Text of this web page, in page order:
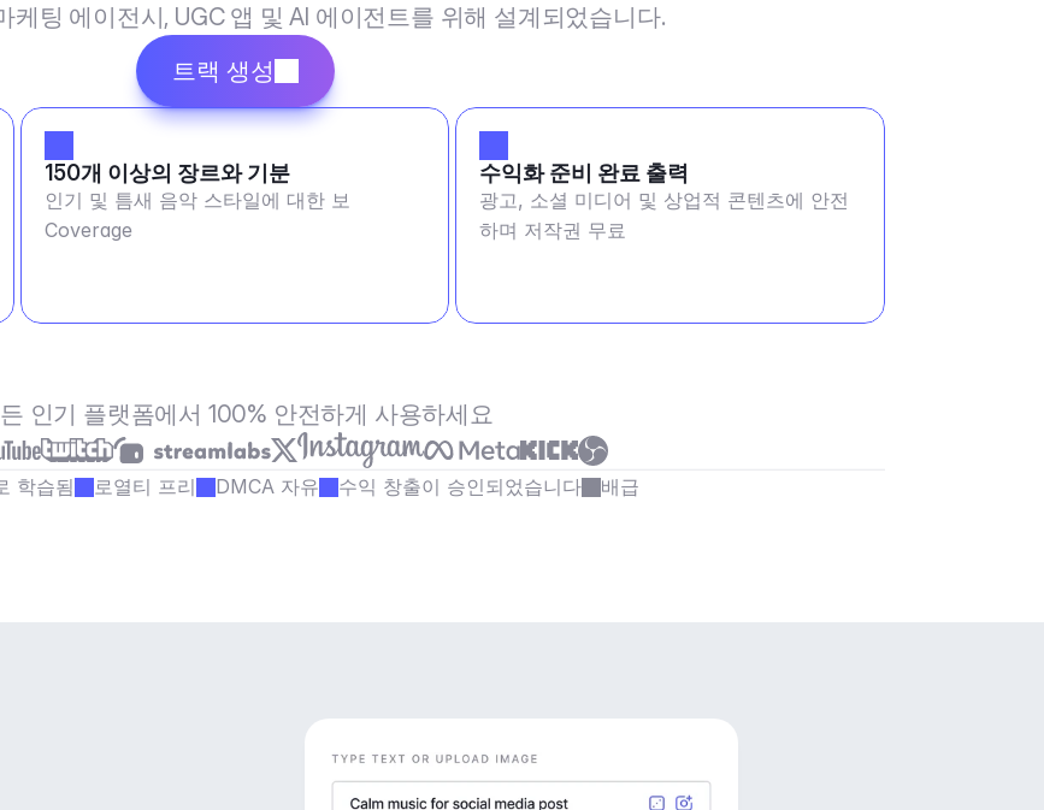
케팅 에이전시, UGC 앱 및 AI 에이전트를 위해 설계되었습니다.
트랙 생성
150개 이상의 장르와 기분
인기 및 틈새 음악 스타일에 대한 보
Coverage
수익화 준비 완료 출력
광고, 소셜 미디어 및 상업적 콘텐츠에 안전
하며 저작권 무료
인기 플랫폼에서 100% 안전하게 사용하세요
학습됨 로열티 프리 DMCA 자유 수익 창출이 승인되었습니다 배급